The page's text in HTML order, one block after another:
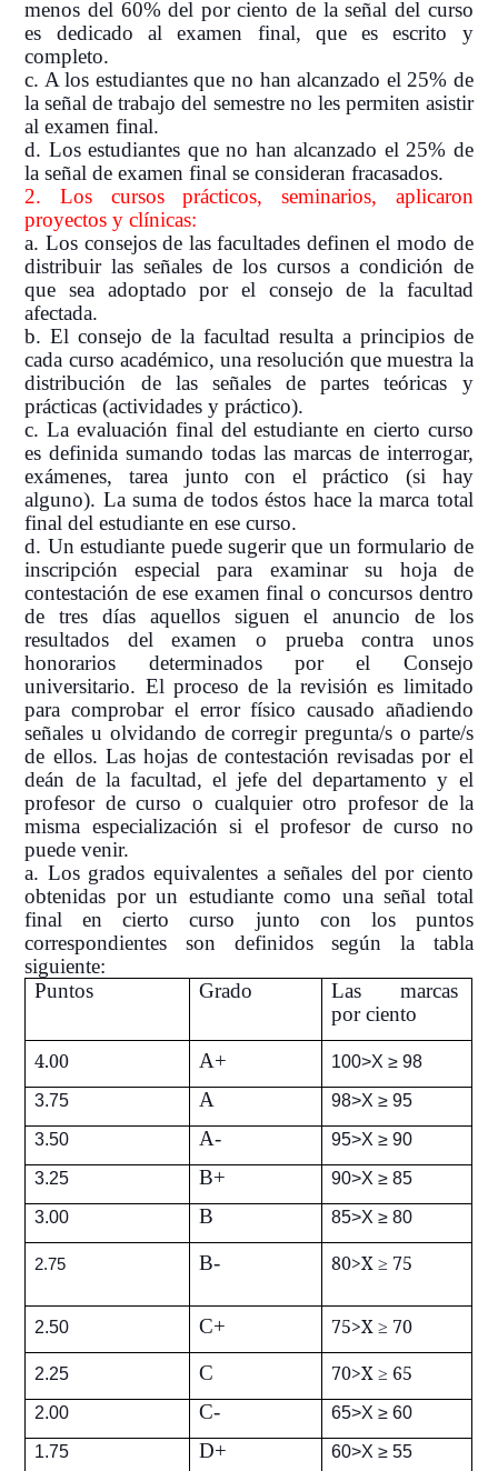
menos del 60% del por ciento de la señal del curso
es dedicado al examen final, que es escrito y
completo.
c. A los estudiantes que no han alcanzado el 25% de
la señal de trabajo del semestre no les permiten asistir
al examen final.
d. Los estudiantes que no han alcanzado el 25% de
la señal de examen final se consideran fracasados.
2. Los cursos prácticos, seminarios, aplicaron
proyectos y clínicas:
a. Los consejos de las facultades definen el modo de
distribuir las señales de los cursos a condición de
que sea adoptado por el consejo de la facultad
afectada.
b. El consejo de la facultad resulta a principios de
cada curso académico, una resolución que muestra la
distribución de las señales de partes teóricas y
prácticas (actividades y práctico).
c. La evaluación final del estudiante en cierto curso
es definida sumando todas las marcas de interrogar,
exámenes, tarea junto con el práctico (si hay
alguno). La suma de todos éstos hace la marca total
final del estudiante en ese curso.
d. Un estudiante puede sugerir que un formulario de
inscripción especial para examinar su hoja de
contestación de ese examen final o concursos dentro
de tres días aquellos siguen el anuncio de los
resultados del examen o prueba contra unos
honorarios determinados por el Consejo
universitario. El proceso de la revisión es limitado
para comprobar el error físico causado añadiendo
señales u olvidando de corregir pregunta/s o parte/s
de ellos. Las hojas de contestación revisadas por el
deán de la facultad, el jefe del departamento y el
profesor de curso o cualquier otro profesor de la
misma especialización si el profesor de curso no
puede venir.
a. Los grados equivalentes a señales del por ciento
obtenidas por un estudiante como una señal total
final en cierto curso junto con los puntos
correspondientes son definidos según la tabla
siguiente:
Puntos
Grado
Las marcas
por ciento
4.00 A+ 100>X ≥ 98
3.75 A 98>X ≥ 95
3.50 A- 95>X ≥ 90
3.25 B+ 90>X ≥ 85
3.00 B 85>X ≥ 80
2.75 B- 80>X ≥ 75
2.50 C+ 75>X ≥ 70
2.25 C 70>X ≥ 65
2.00 C- 65>X ≥ 60
1.75 D+ 60>X ≥ 55